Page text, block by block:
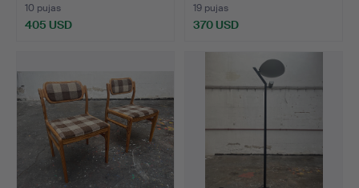
10 pujas
405 USD
19 pujas
370 USD